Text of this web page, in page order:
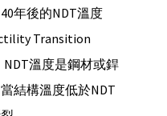
年後的NDT溫度
Transition
NDT溫度是鋼材或銲
結構溫度低於NDT